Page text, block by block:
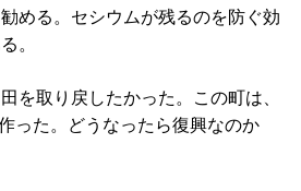
める。セシウムが残るのを防ぐ効
。
取り戻したかった。この町は、
った。どうなったら復興なのか